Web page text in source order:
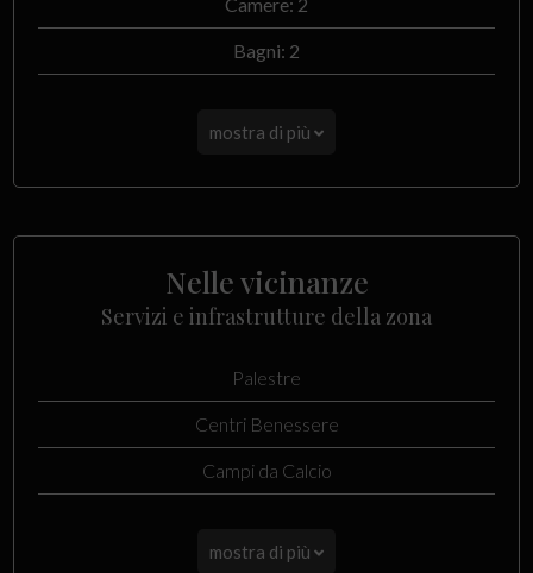
Bagni: 2
mostra di più
Nelle vicinanze
Servizi e infrastrutture della zona
Palestre
Centri Benessere
Campi da Calcio
mostra di più